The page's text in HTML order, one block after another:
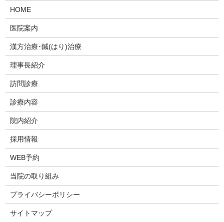
HOME
医院案内
漢方治療･鍼(はり)治療
理事長紹介
訪問診療
診療内容
院内紹介
採用情報
WEB予約
当院の取り組み
プライバシーポリシー
サイトマップ